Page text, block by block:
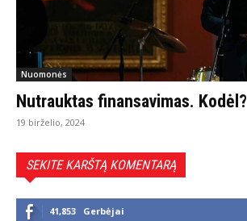
Nuomonės
Nutrauktas finansavimas. Kodėl?
19 birželio, 2024
SEKITE KARŠTĄ KOMENTARĄ
41,853 Gerbėjai